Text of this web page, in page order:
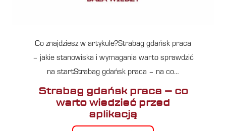
Co znajdziesz w artykule?Strabag gdańsk praca
– jakie stanowiska i wymagania warto sprawdzić
na startStrabag gdańsk praca – na co…
Strabag gdańsk praca – co
warto wiedzieć przed
aplikacją